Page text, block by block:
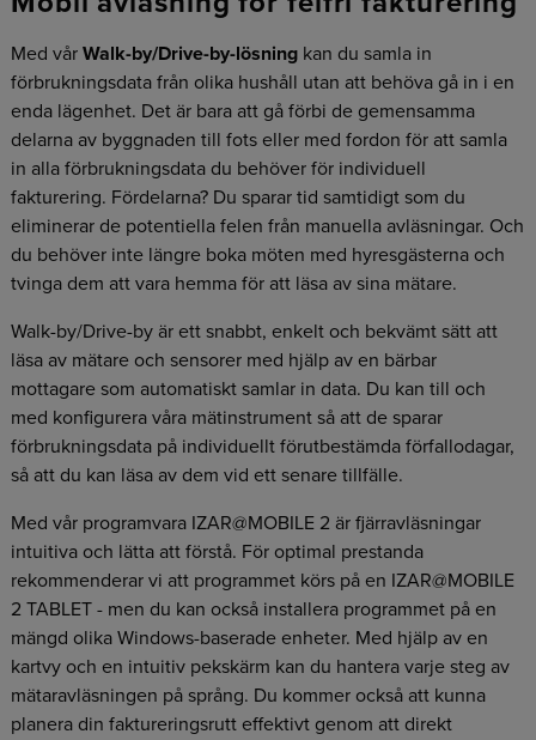
Med vår Walk-by/Drive-by-lösning kan du samla in
förbrukningsdata från olika hushåll utan att behöva gå in i en
enda lägenhet. Det är bara att gå förbi de gemensamma
delarna av byggnaden till fots eller med fordon för att samla
in alla förbrukningsdata du behöver för individuell
fakturering. Fördelarna? Du sparar tid samtidigt som du
eliminerar de potentiella felen från manuella avläsningar. Och
du behöver inte längre boka möten med hyresgästerna och
tvinga dem att vara hemma för att läsa av sina mätare.
Walk-by/Drive-by är ett snabbt, enkelt och bekvämt sätt att
läsa av mätare och sensorer med hjälp av en bärbar
mottagare som automatiskt samlar in data. Du kan till och
med konfigurera våra mätinstrument så att de sparar
förbrukningsdata på individuellt förutbestämda förfallodagar,
så att du kan läsa av dem vid ett senare tillfälle.
Med vår programvara IZAR@MOBILE 2 är fjärravläsningar
intuitiva och lätta att förstå. För optimal prestanda
rekommenderar vi att programmet körs på en IZAR@MOBILE
2 TABLET - men du kan också installera programmet på en
mängd olika Windows-baserade enheter. Med hjälp av en
kartvy och en intuitiv pekskärm kan du hantera varje steg av
mätaravläsningen på språng. Du kommer också att kunna
planera din faktureringsrutt effektivt genom att direkt